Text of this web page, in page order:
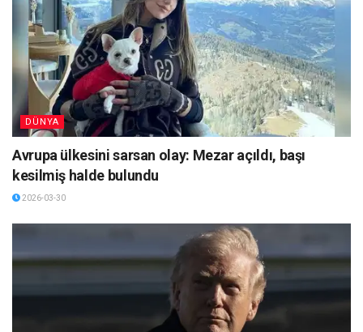
DÜNYA
Avrupa ülkesini sarsan olay: Mezar açıldı, başı
kesilmiş halde bulundu
2026-03-30